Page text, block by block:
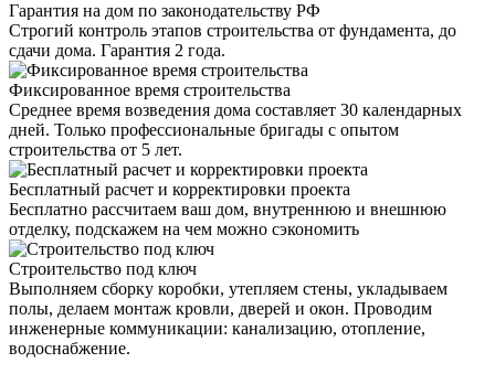
Гарантия на дом по законодательству РФ
Строгий контроль этапов строительства от фундамента, до
сдачи дома. Гарантия 2 года.
Фиксированное время строительства
Среднее время возведения дома составляет 30 календарных
дней. Только профессиональные бригады с опытом
строительства от 5 лет.
Бесплатный расчет и корректировки проекта
Бесплатно рассчитаем ваш дом, внутреннюю и внешнюю
отделку, подскажем на чем можно сэкономить
Строительство под ключ
Выполняем сборку коробки, утепляем стены, укладываем
полы, делаем монтаж кровли, дверей и окон. Проводим
инженерные коммуникации: канализацию, отопление,
водоснабжение.